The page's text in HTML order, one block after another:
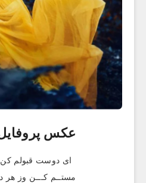
عکس
ای دوست قبولم کن
مستــم کـــن وز هر